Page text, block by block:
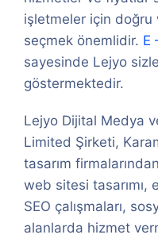
işletmeler için doğru
seçmek önemlidir. E
sayesinde Lejyo
göstermektedir.
Lejyo Dijital Medya
Limited Şirketi,
tasarım
web sitesi tasarımı,
SEO çalışmaları,
alanlarda hizmet